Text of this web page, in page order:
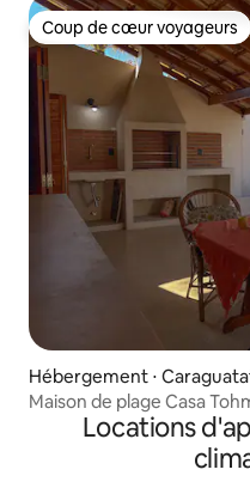
Coup de cœur voyageurs
Coup de cœur voyageurs
Hébergement ⋅
Maison de plage Casa
Locations